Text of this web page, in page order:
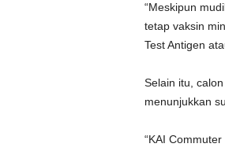
“Meskipun
tetap vaksin
Test Antigen
Selain itu,
menunjukkan
“KAI